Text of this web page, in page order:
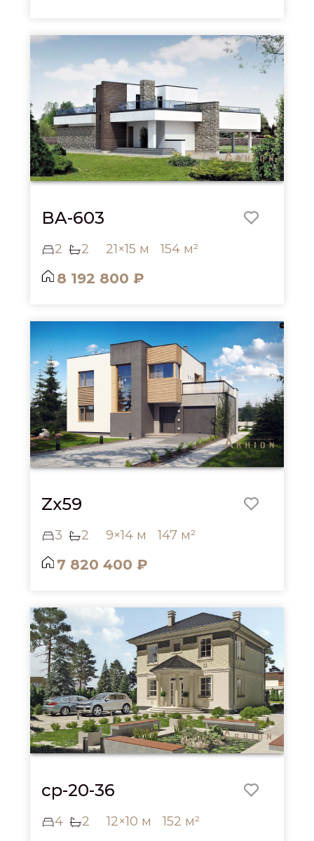
BA-603
2 2 21×15 м 154 м²
8 192 800 ₽
Zx59
3 2 9×14 м 147 м²
7 820 400 ₽
cp-20-36
4 2 12×10 м 152 м²